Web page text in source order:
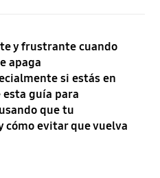
y frustrante cuando
apaga
si estás en
esta guía para
que tu
cómo evitar que vuelva